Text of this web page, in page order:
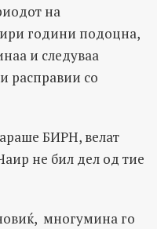
на
години подоцна,
и следуваа
расправии со
БИРН, велат
не бил дел од тие
многумина го